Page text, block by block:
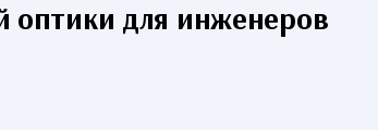
оптики для инженеров